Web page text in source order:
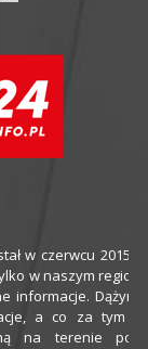
w czerwcu 2015
w naszym
informacje.
a co za tym
na terenie